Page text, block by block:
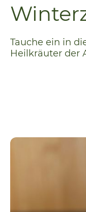
Tauche ein in
Heilkräuter der